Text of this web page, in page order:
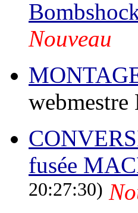
Nouveau
fusée
20:27:30)